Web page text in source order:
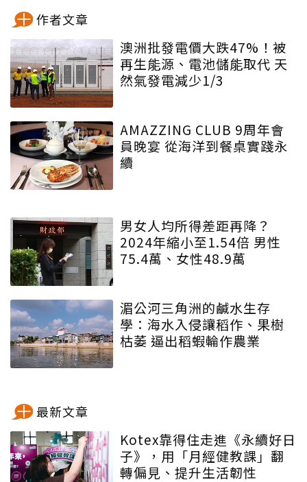
作者文章
澳洲批發電價大跌47%！被
再生能源、電池儲能取代 天
然氣發電減少1/3
AMAZZING CLUB 9周年會
員晚宴 從海洋到餐桌實踐永
續
男女人均所得差距再降？
2024年縮小至1.54倍 男性
75.4萬、女性48.9萬
湄公河三角洲的鹹水生存
學：海水入侵讓稻作、果樹
枯萎 逼出稻蝦輪作農業
最新文章
Kotex靠得住走進《永續好日
子》，用「月經健教課」翻
轉偏見、提升生活韌性